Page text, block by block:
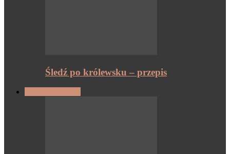
Śledź po królewsku – przepis